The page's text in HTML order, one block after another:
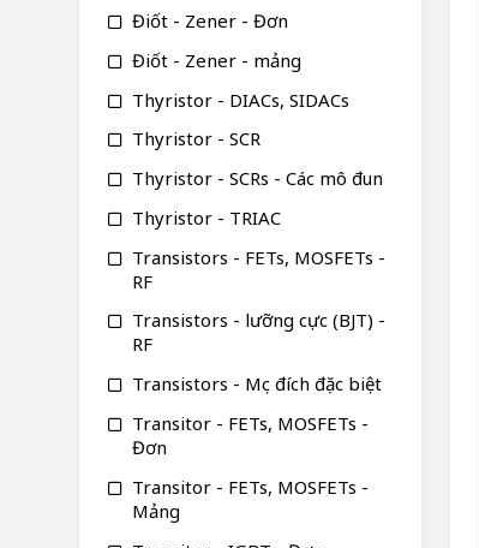
Điốt - Zener - Đơn
Điốt - Zener - mảng
Thyristor - DIACs, SIDACs
Thyristor - SCR
Thyristor - SCRs - Các mô đun
Thyristor - TRIAC
Transistors - FETs, MOSFETs -
RF
Transistors - lưỡng cực (BJT) -
RF
Transistors - Mục đích đặc biệt
Transitor - FETs, MOSFETs -
Đơn
Transitor - FETs, MOSFETs -
Mảng